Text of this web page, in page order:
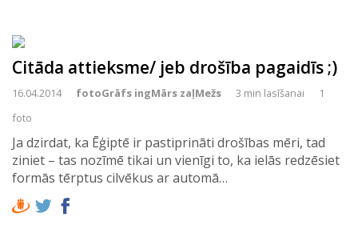
Citāda attieksme/ jeb drošība pagaidīs ;)
16.04.2014 fotoGrāfs ingMārs zaļMežs 3 min lasīšanai
1
foto
Ja dzirdat, ka Ēģiptē ir pastiprināti drošības mēri, tad
ziniet – tas nozīmē tikai un vienīgi to, ka ielās redzēsiet
formās tērptus cilvēkus ar automā…